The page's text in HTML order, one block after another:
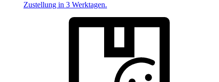
Zustellung in 3 Werktagen.